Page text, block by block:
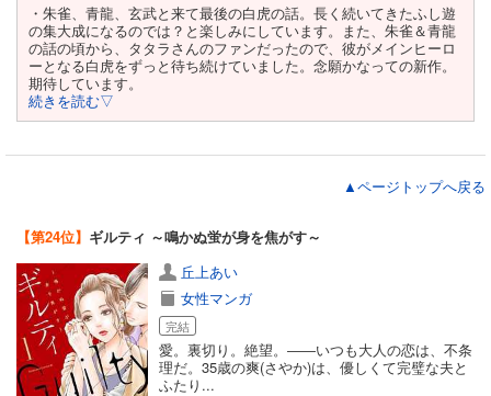
・朱雀、青龍、玄武と来て最後の白虎の話。長く続いてきたふし遊
の集大成になるのでは？と楽しみにしています。また、朱雀＆青龍
の話の頃から、タタラさんのファンだったので、彼がメインヒーロ
ーとなる白虎をずっと待ち続けていました。念願かなっての新作。
期待しています。
続きを読む▽
▲ページトップへ戻る
【第24位】 ギルティ ～鳴かぬ蛍が身を焦がす～
丘上あい
女性マンガ
完結
愛。裏切り。絶望。――いつも大人の恋は、不条
理だ。35歳の爽(さやか)は、優しくて完璧な夫と
ふたり...